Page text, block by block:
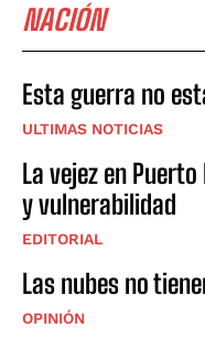
NACIÓN
Esta guerra no
ULTIMAS NOTICIAS
La vejez en
y vulnerabilidad
EDITORIAL
Las nubes no
OPINIÓN